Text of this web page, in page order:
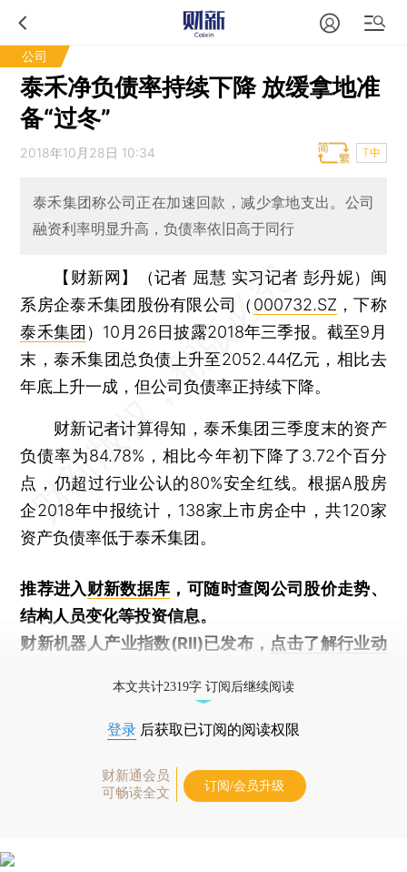
公司
泰禾净负债率持续下降 放缓拿地准
备“过冬”
2018年10月28日 10:34 T中
泰禾集团称公司正在加速回款，减少拿地支出。公司
融资利率明显升高，负债率依旧高于同行
【财新网】（记者 屈慧 实习记者 彭丹妮） 闽
系房企泰禾集团股份有限公司（ 000732.SZ ，下称
泰禾集团 ）10月26日披露2018年三季报。截至9月
末，泰禾集团总负债上升至2052.44亿元，相比去
年底上升一成，但公司负债率正持续下降。
财新记者计算得知，泰禾集团三季度末的资产
负债率为84.78%，相比今年初下降了3.72个百分
点，仍超过行业公认的80%安全红线。根据A股房
企2018年中报统计，138家上市房企中，共120家
资产负债率低于泰禾集团。
推荐进入财新数据库 ，可随时查阅公司股价走势、
结构人员变化等投资信息。
财新机器人产业指数(RII)已发布， 点击了解行业动
本文共计2319字 订阅后继续阅读
登录 后获取已订阅的阅读权限
财新通会员
可畅读全文
订阅/会员升级